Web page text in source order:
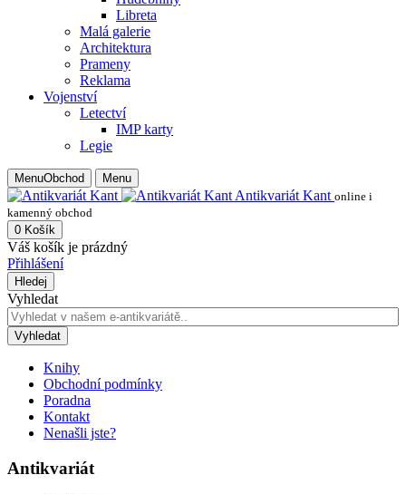
Libreta
Malá galerie
Architektura
Prameny
Reklama
Vojenství
Letectví
IMP karty
Legie
MenuObchod Menu
Antikvariát Kant online i
kamenný obchod
0 Košík
Váš košík je prázdný
Přihlášení
Hledej
Vyhledat
Vyhledat
Knihy
Obchodní podmínky
Poradna
Kontakt
Nenašli jste?
Antikvariát